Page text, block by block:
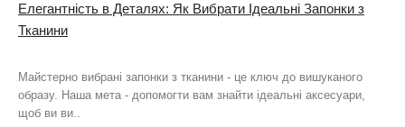
Елегантність в Деталях: Як Вибрати Ідеальні Запонки з
Тканини
Майстерно вибрані запонки з тканини - це ключ до вишуканого
образу. Наша мета - допомогти вам знайти ідеальні аксесуари,
щоб ви ви..